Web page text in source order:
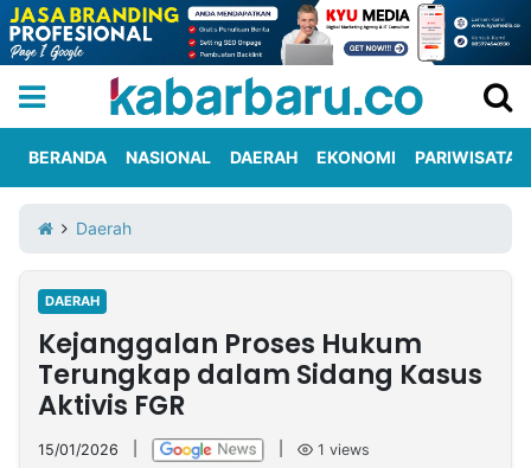
Iklan
Berita
Kami
Nasional
International
Olahraga
Entertainment
Daerah
Pariwisata
Kuliner
Kolom
Network
BERANDA NASIONAL DAERAH EKONOMI PARIWISATA
Daerah
DAERAH
Kejanggalan Proses Hukum
Terungkap dalam Sidang Kasus
Aktivis FGR
15/01/2026 1 views